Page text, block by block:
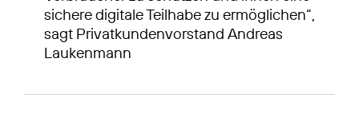
sichere digitale Teilhabe zu ermöglichen“,
sagt Privatkundenvorstand Andreas
Laukenmann